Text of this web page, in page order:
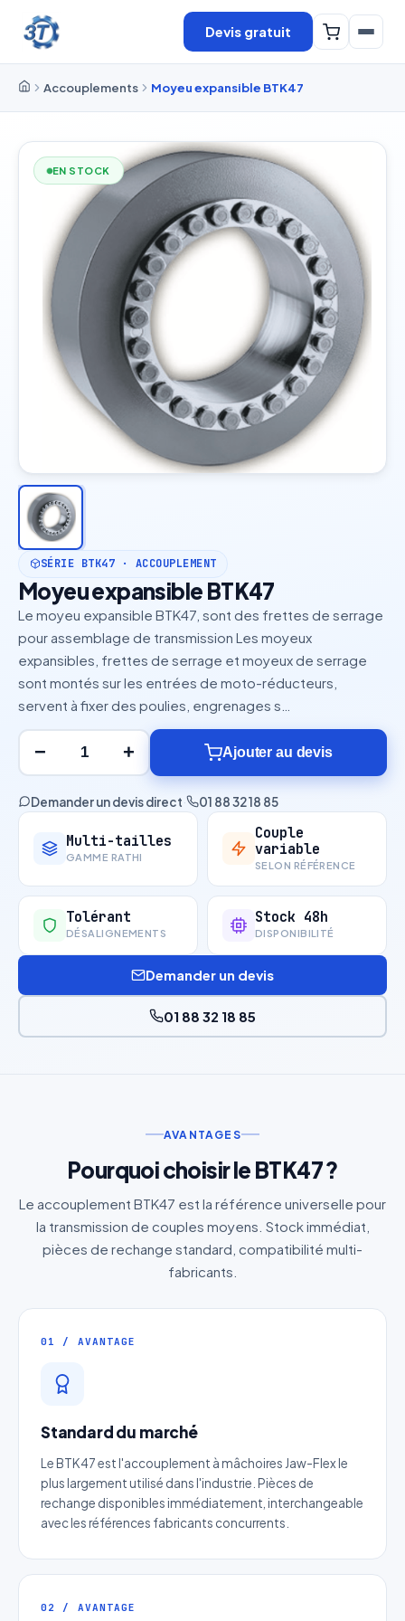
Devis gratuit
Accouplements Moyeu expansible BTK47
EN STOCK
SÉRIE BTK47 · ACCOUPLEMENT
Moyeu expansible BTK47
Le moyeu expansible BTK47, sont des frettes de serrage
pour assemblage de transmission Les moyeux
expansibles, frettes de serrage et moyeux de serrage
sont montés sur les entrées de moto-réducteurs,
servent à fixer des poulies, engrenages s…
− + Ajouter au devis
Demander un devis direct· 01 88 32 18 85
Multi-tailles
GAMME RATHI
Couple
variable
SELON RÉFÉRENCE
Tolérant
DÉSALIGNEMENTS
Stock 48h
DISPONIBILITÉ
Demander un devis
01 88 32 18 85
AVANTAGES
Pourquoi choisir le BTK47 ?
Le accouplement BTK47 est la référence universelle pour
la transmission de couples moyens. Stock immédiat,
pièces de rechange standard, compatibilité multi-
fabricants.
01 / AVANTAGE
Standard du marché
Le BTK47 est l'accouplement à mâchoires Jaw-Flex le
plus largement utilisé dans l'industrie. Pièces de
rechange disponibles immédiatement, interchangeable
avec les références fabricants concurrents.
02 / AVANTAGE